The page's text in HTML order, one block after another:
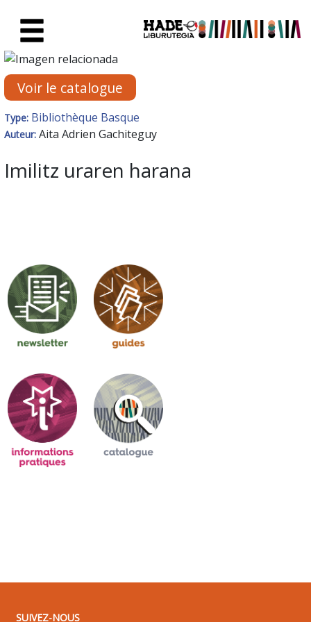
Fiche de Nouveaux Livres -
Voir le catalogue
Type: Bibliothèque Basque
Auteur: Aita Adrien Gachiteguy
Imilitz uraren harana
SUIVEZ-NOUS